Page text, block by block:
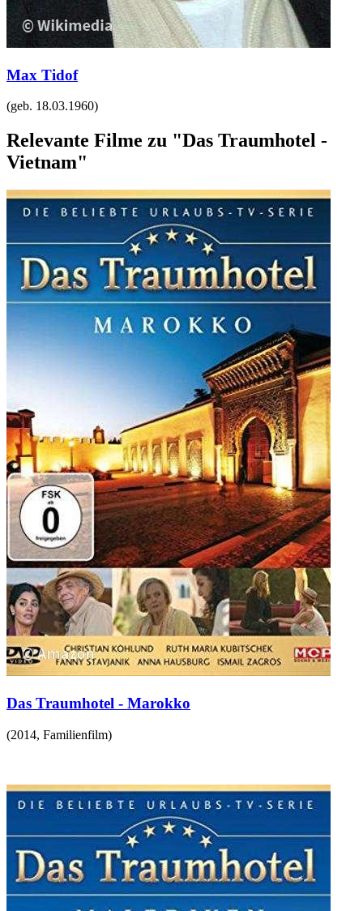
Max Tidof
(geb. 18.03.1960)
Relevante Filme zu "Das Traumhotel -
Vietnam"
Das Traumhotel - Marokko
(2014, Familienfilm)